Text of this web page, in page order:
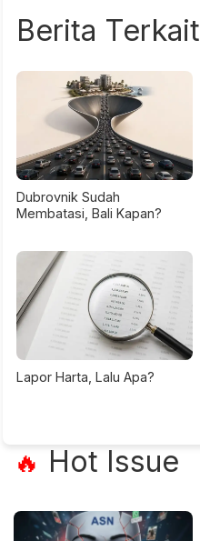
Berita Terkait
Dubrovnik Sudah
Membatasi, Bali Kapan?
Lapor Harta, Lalu Apa?
🔥 Hot Issue